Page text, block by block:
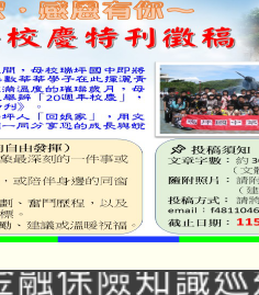
學年度第
師甄選結果(
融保險知識